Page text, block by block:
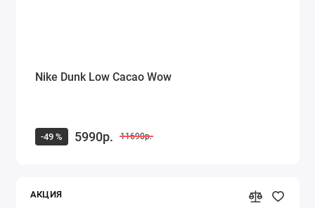
Nike Dunk Low Cacao Wow
-49 % 5990р. 11690р.
АКЦИЯ